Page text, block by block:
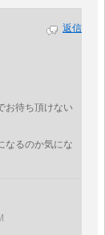
お待ち頂けない
なるのか気にな
返信